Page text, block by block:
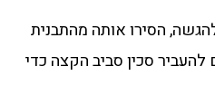
הסירו אותה מהתבנית
להעביר סכין סביב הקצה כדי